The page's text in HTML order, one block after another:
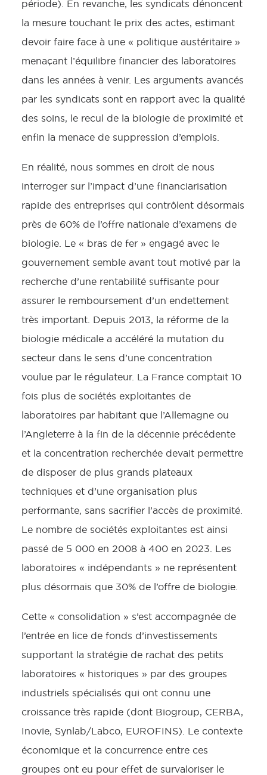
période). En revanche, les syndicats dénoncent
la mesure touchant le prix des actes, estimant
devoir faire face à une « politique austéritaire »
menaçant l’équilibre financier des laboratoires
dans les années à venir. Les arguments avancés
par les syndicats sont en rapport avec la qualité
des soins, le recul de la biologie de proximité et
enfin la menace de suppression d’emplois.
En réalité, nous sommes en droit de nous
interroger sur l’impact d’une financiarisation
rapide des entreprises qui contrôlent désormais
près de 60% de l’offre nationale d’examens de
biologie. Le « bras de fer » engagé avec le
gouvernement semble avant tout motivé par la
recherche d’une rentabilité suffisante pour
assurer le remboursement d’un endettement
très important. Depuis 2013, la réforme de la
biologie médicale a accéléré la mutation du
secteur dans le sens d’une concentration
voulue par le régulateur. La France comptait 10
fois plus de sociétés exploitantes de
laboratoires par habitant que l’Allemagne ou
l’Angleterre à la fin de la décennie précédente
et la concentration recherchée devait permettre
de disposer de plus grands plateaux
techniques et d’une organisation plus
performante, sans sacrifier l’accès de proximité.
Le nombre de sociétés exploitantes est ainsi
passé de 5 000 en 2008 à 400 en 2023. Les
laboratoires « indépendants » ne représentent
plus désormais que 30% de l’offre de biologie.
Cette « consolidation » s’est accompagnée de
l’entrée en lice de fonds d’investissements
supportant la stratégie de rachat des petits
laboratoires « historiques » par des groupes
industriels spécialisés qui ont connu une
croissance très rapide (dont Biogroup, CERBA,
Inovie, Synlab/Labco, EUROFINS). Le contexte
économique et la concurrence entre ces
groupes ont eu pour effet de survaloriser le